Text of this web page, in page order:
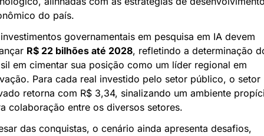
do país.
governamentais em pesquisa em IA devem
R$ 22 bilhões até 2028, refletindo a determinação
em cimentar sua posição como um líder regional em
Para cada real investido pelo setor público, o setor
retorna com R$ 3,34, sinalizando um ambiente
colaboração entre os diversos setores.
das conquistas, o cenário ainda apresenta desafios,